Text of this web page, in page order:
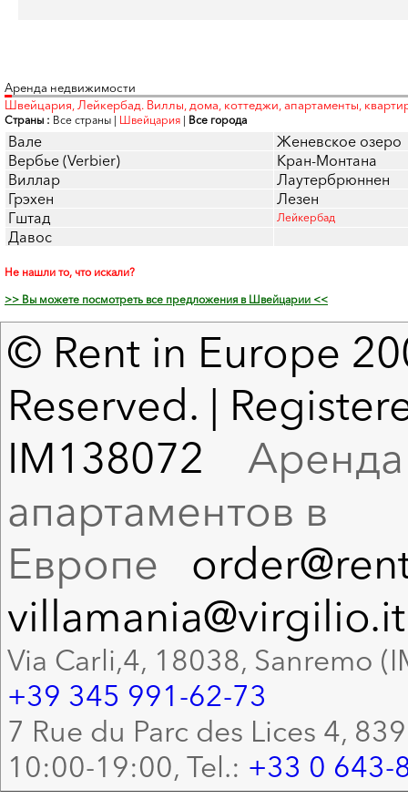
Аренда недвижимости
Швейцария, Лейкербад. Виллы, дома, коттеджи, апартаменты,
Страны : Все страны | Швейцария | Все города
Вале
Женевское озеро
Вербье (Verbier)
Кран-Монтана
Виллар
Лаутербрюннен
Грэхен
Лезен
Гштад
Лейкербад
Давос
Не нашли то, что искали?
>> Вы можете посмотреть все предложения в Швейцарии <<
© Rent in Europe
Reserved. |
IM138072 Аренда
апартаментов в
Европе
villamania@virgilio.it
Via Carli,4, 18038, Sanremo
+39 345 991-62-73
7 Rue du Parc des Lices 4,
10:00-19:00, Tel.: +33 0 643-